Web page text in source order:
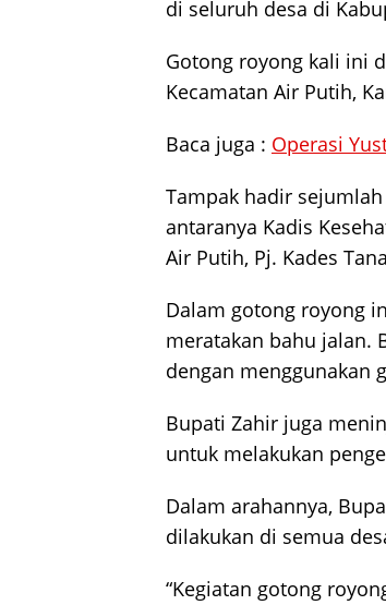
di seluruh desa di
Gotong royong kali ini
Kecamatan Air Putih,
Baca juga : Operasi
Tampak hadir
antaranya Kadis
Air Putih, Pj. Kades
Dalam gotong royong
meratakan bahu jalan.
dengan menggunakan
Bupati Zahir juga
untuk melakukan
Dalam arahannya,
dilakukan di semua
“Kegiatan gotong